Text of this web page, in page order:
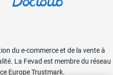
du e-commerce et de la vente à
La Fevad est membre du réseau
Europe Trustmark.